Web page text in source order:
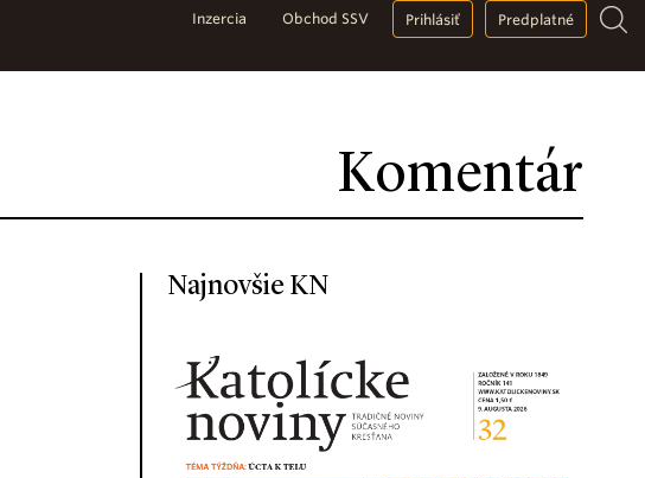
Komentár
Inzercia Obchod SSV Prihlásiť Predplatné
Najnovšie KN